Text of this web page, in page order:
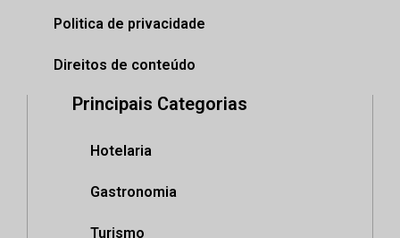
Politica de privacidade
Direitos de conteúdo
Principais Categorias
Hotelaria
Gastronomia
Turismo